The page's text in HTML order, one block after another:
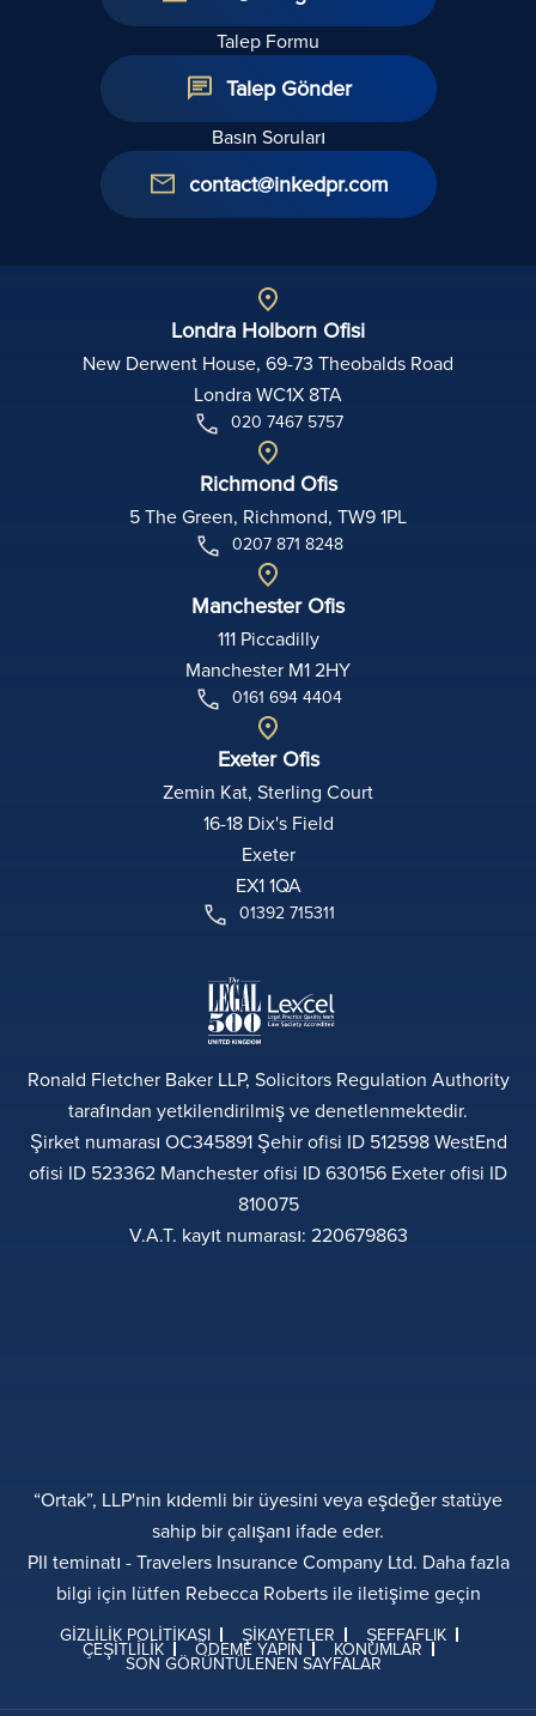
Talep Formu
Talep Gönder
Basın Soruları
contact@inkedpr.com
Londra Holborn Ofisi
New Derwent House, 69-73 Theobalds Road
Londra WC1X 8TA
020 7467 5757
Richmond Ofis
5 The Green, Richmond, TW9 1PL
0207 871 8248
Manchester Ofis
111 Piccadilly
Manchester M1 2HY
0161 694 4404
Exeter Ofis
Zemin Kat, Sterling Court
16-18 Dix's Field
Exeter
EX1 1QA
01392 715311
Ronald Fletcher Baker LLP, Solicitors Regulation Authority
tarafından yetkilendirilmiş ve denetlenmektedir.
Şirket numarası OC345891 Şehir ofisi ID 512598 WestEnd
ofisi ID 523362 Manchester ofisi ID 630156 Exeter ofisi ID
810075
V.A.T. kayıt numarası: 220679863
“Ortak”, LLP'nin kıdemli bir üyesini veya eşdeğer statüye
sahip bir çalışanı ifade eder.
PII teminatı - Travelers Insurance Company Ltd. Daha fazla
bilgi için lütfen Rebecca Roberts ile iletişime geçin
GIZLILIK POLITIKASI ŞIKAYETLER ŞEFFAFLIK
ÇEŞITLILIK ÖDEME YAPIN KONUMLAR
SON GÖRÜNTÜLENEN SAYFALAR